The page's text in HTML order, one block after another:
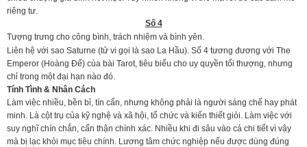
riêng tư.
Số 4
Tượng trưng cho công bình, trách nhiệm và bình yên.
Liên hệ với sao Saturne (tử vi gọi là sao La Hầu). Số 4 tương đương với The
Emperor (Hoàng Đế) của bài Tarot, tiêu biểu cho uy quyền tối thượng, nhưng
chỉ trong một đại hạn nào đó.
Tính Tình & Nhân Cách
Làm việc nhiều, bền bỉ, tín cẩn, nhưng không phải là người sáng chế hay phát
minh. Là cột trụ của kỹ nghệ và xã hội, tổ chức và kiến thiết giỏi. Làm việc với
suy nghĩ chín chắn, cẩn thận chính xác. Nhiều khi đi sâu vào cả chi tiết vì vậy
mà bị lạc khỏi mục tiêu chính. Lương tâm chức nghiệp nếu được dùng đúng